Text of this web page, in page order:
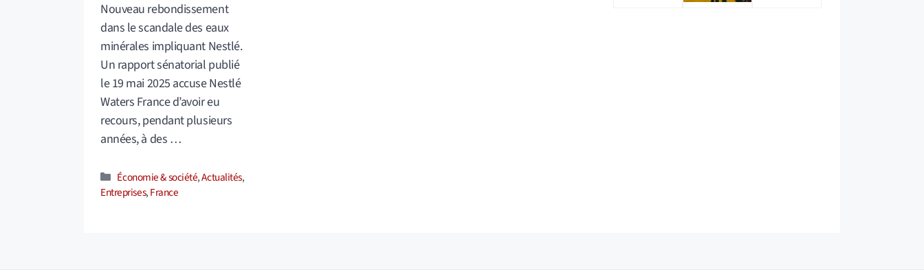
Nouveau rebondissement
dans le scandale des eaux
minérales impliquant Nestlé.
Un rapport sénatorial publié
le 19 mai 2025 accuse Nestlé
Waters France d’avoir eu
recours, pendant plusieurs
années, à des …
Catégories
Économie & société,Actualités,
Entreprises,France